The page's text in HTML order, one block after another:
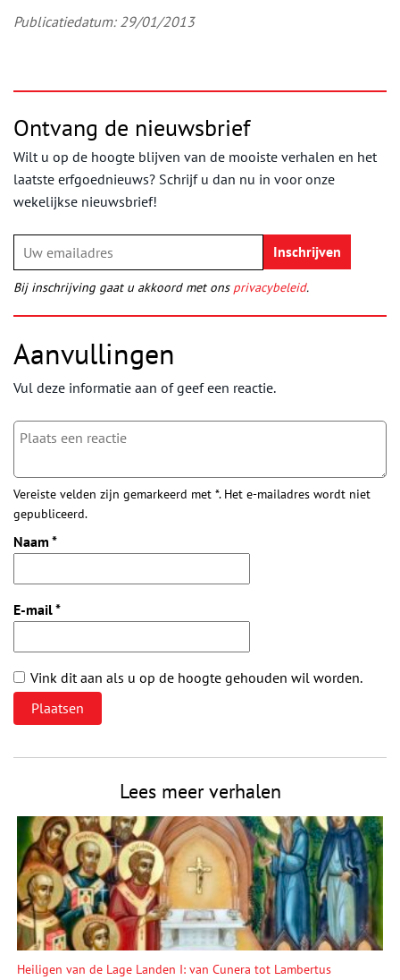
Publicatiedatum: 29/01/2013
Ontvang de nieuwsbrief
Wilt u op de hoogte blijven van de mooiste verhalen en het
laatste erfgoednieuws? Schrijf u dan nu in voor onze
wekelijkse nieuwsbrief!
Bij inschrijving gaat u akkoord met ons privacybeleid.
Aanvullingen
Vul deze informatie aan of geef een reactie.
Vereiste velden zijn gemarkeerd met *. Het e-mailadres wordt niet
gepubliceerd.
Naam *
E-mail*
Vink dit aan als u op de hoogte gehouden wil worden.
Lees meer verhalen
Heiligen van de Lage Landen I: van Cunera tot Lambertus